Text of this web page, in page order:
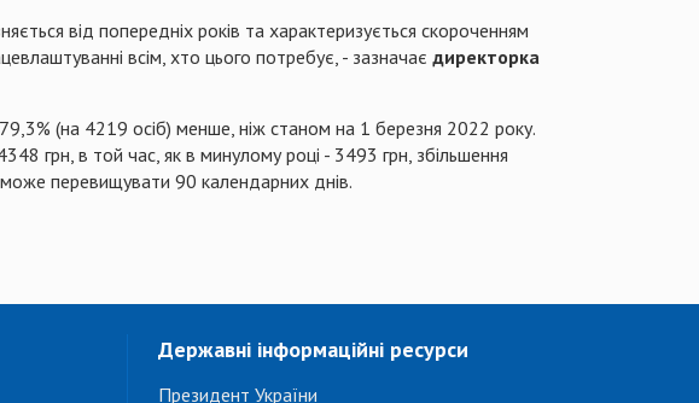
від попередніх років та характеризується скороченням
всім, хто цього потребує, - зазначає директорка
(на 4219 осіб) менше, ніж станом на 1 березня 2022 року.
грн, в той час, як в минулому році - 3493 грн, збільшення
перевищувати 90 календарних днів.
Державні інформаційні ресурси
Президент України